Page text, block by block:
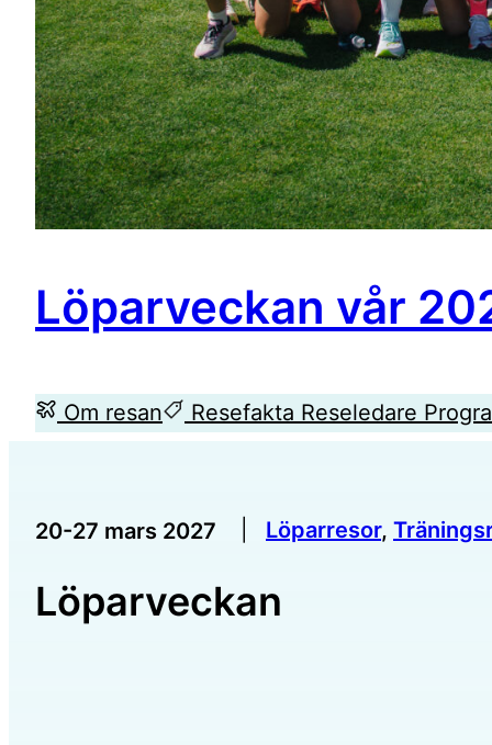
Löparveckan vår
Om resan Resefakta Reseledare
20-27 mars 2027 Löparresor,
Löparveckan